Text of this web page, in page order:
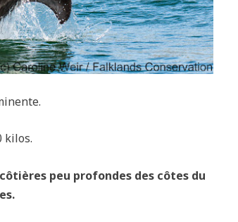
kilos.
peu profondes des côtes du